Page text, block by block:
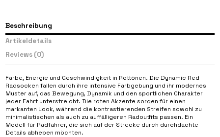
Beschreibung
Artikeldetails
Reviews (0)
Farbe, Energie und Geschwindigkeit in Rottönen. Die Dynamic Red
Radsocken fallen durch ihre intensive Farbgebung und ihr modernes
Muster auf, das Bewegung, Dynamik und den sportlichen Charakter
jeder Fahrt unterstreicht. Die roten Akzente sorgen für einen
markanten Look, während die kontrastierenden Streifen sowohl zu
minimalistischen als auch zu auffälligeren Radoutfits passen. Ein
Modell für Radfahrer, die sich auf der Strecke durch durchdachte
Details abheben möchten.